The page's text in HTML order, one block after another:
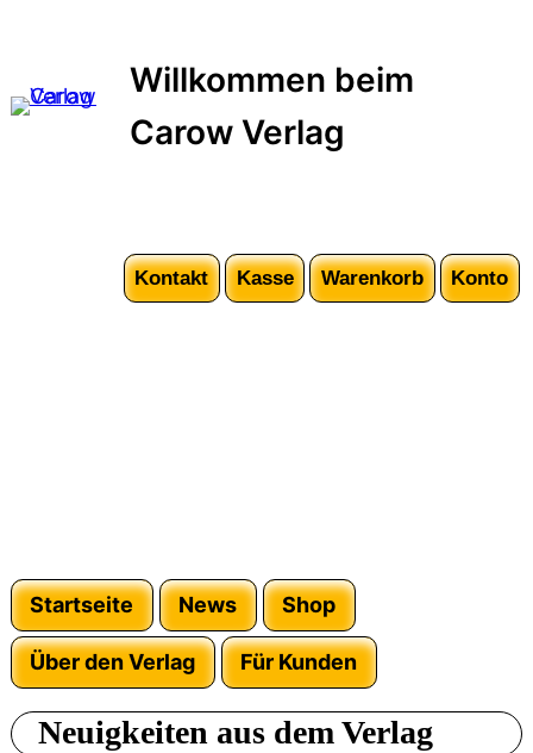
springen
Willkommen beim
Carow Verlag
Kontakt Kasse Warenkorb Konto
Startseite News Shop
Über den Verlag Für Kunden
Neuigkeiten aus dem Verlag